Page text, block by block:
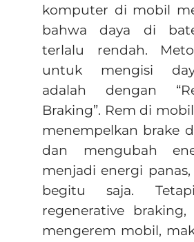
komputer di mobil
bahwa daya di
terlalu rendah.
untuk mengisi
adalah dengan
Braking”. Rem di
menempelkan brake
dan mengubah
menjadi energi
begitu saja.
regenerative
mengerem mobil,